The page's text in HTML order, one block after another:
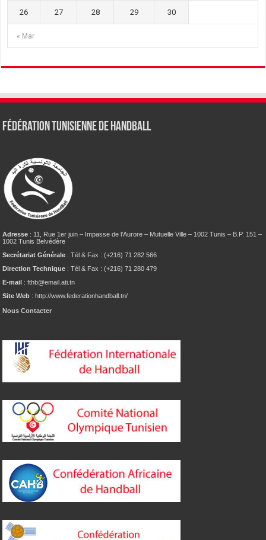
« Mar
26 27 28 29 30
Fédération tunisienne de Handball
Adresse : 11, Rue 1er juin – Impasse de l’Aurore – Mutuelle Ville – 1002 Tunis – B.P. 151 –
1002 Tunis Belvédère
Secrétariat Générale : Tél & Fax : (+216) 71 282 566
Direction Technique : Tél & Fax : (+216) 71 280 479
E-mail : fthb@email.ati.tn
Site Web : http://www.federationhandball.tn/
Nous Contacter